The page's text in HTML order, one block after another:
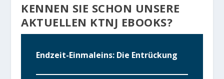
KENNEN SIE SCHON UNSERE
AKTUELLEN KTNJ EBOOKS?
Endzeit-Einmaleins: Die Entrückung